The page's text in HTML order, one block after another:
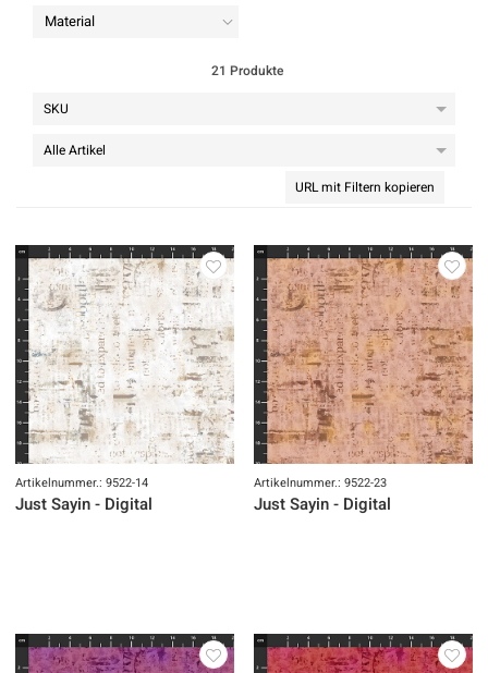
Material
21 Produkte
URL mit Filtern kopieren
Artikelnummer.: 9522-14
Just Sayin - Digital
Artikelnummer.: 9522-23
Just Sayin - Digital